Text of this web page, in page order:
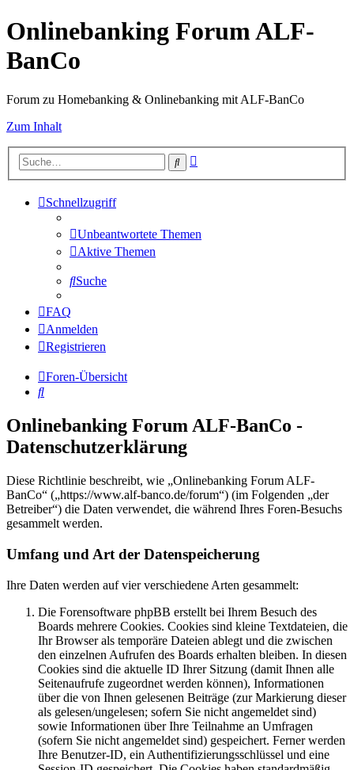
Onlinebanking Forum ALF-
BanCo
Forum zu Homebanking & Onlinebanking mit ALF-BanCo
Zum Inhalt
Suche
Schnellzugriff
Unbeantwortete Themen
Aktive Themen
Suche
FAQ
Anmelden
Registrieren
Foren-Übersicht
Suche
Onlinebanking Forum ALF-BanCo -
Datenschutzerklärung
Diese Richtlinie beschreibt, wie „Onlinebanking Forum ALF-
BanCo“ („https://www.alf-banco.de/forum“) (im Folgenden „der
Betreiber“) die Daten verwendet, die während Ihres Foren-Besuchs
gesammelt werden.
Umfang und Art der Datenspeicherung
Ihre Daten werden auf vier verschiedene Arten gesammelt:
Die Forensoftware phpBB erstellt bei Ihrem Besuch des
Boards mehrere Cookies. Cookies sind kleine Textdateien, die
Ihr Browser als temporäre Dateien ablegt und die zwischen
den einzelnen Aufrufen des Boards erhalten bleiben. In diesen
Cookies sind die aktuelle ID Ihrer Sitzung (damit Ihnen alle
Seitenaufrufe zugeordnet werden können), Informationen
über die von Ihnen gelesenen Beiträge (zur Markierung dieser
als gelesen/ungelesen; sofern Sie nicht angemeldet sind)
sowie Informationen über Ihre Teilnahme an Umfragen
(sofern Sie nicht angemeldet sind) gespeichert. Ferner werden
Ihre Benutzer-ID, ein Authentifizierungsschlüssel und eine